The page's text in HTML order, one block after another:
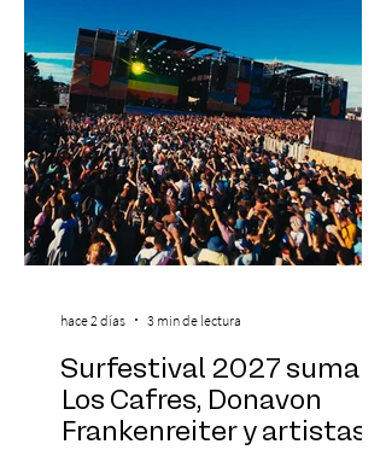
Centro Cultural Estación Mapocho, espacio
que albergará durante dos jornadas una
pro
Surfestival 2027 suma a
Los Cafres, Donavon
Frankenreiter y artistas
hace 2 días 3 min de lectura